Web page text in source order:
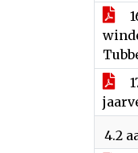
4.2